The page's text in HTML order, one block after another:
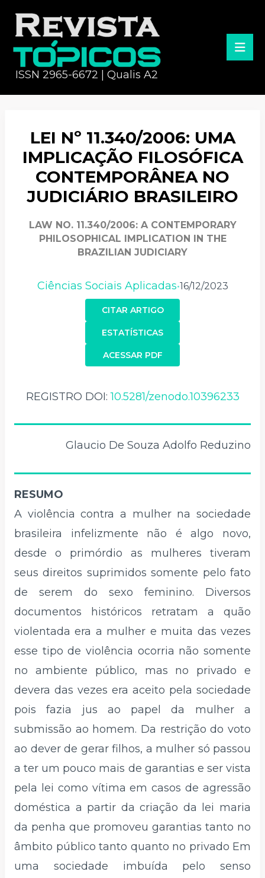
ISSN 2965-6672 | Qualis A2
LEI Nº 11.340/2006: UMA
IMPLICAÇÃO FILOSÓFICA
CONTEMPORÂNEA NO
JUDICIÁRIO BRASILEIRO
LAW NO. 11.340/2006: A CONTEMPORARY
PHILOSOPHICAL IMPLICATION IN THE
BRAZILIAN JUDICIARY
Ciências Sociais Aplicadas•16/12/2023
CITAR ARTIGO
ACESSAR PDF
ESTATÍSTICAS
REGISTRO DOI:10.5281/zenodo.10396233
Glaucio De Souza Adolfo Reduzino
RESUMO
A violência contra a mulher na sociedade
brasileira infelizmente não é algo novo,
desde o primórdio as mulheres tiveram
seus direitos suprimidos somente pelo fato
de serem do sexo feminino. Diversos
documentos históricos retratam a quão
violentada era a mulher e muita das vezes
esse tipo de violência ocorria não somente
no ambiente público, mas no privado e
devera das vezes era aceito pela sociedade
pois fazia jus ao papel da mulher a
submissão ao homem. Da restrição do voto
ao dever de gerar filhos, a mulher só passou
a ter um pouco mais de garantias e ser vista
pela lei como vítima em casos de agressão
doméstica a partir da criação da lei maria
da penha que promoveu garantias tanto no
âmbito público tanto quanto no privado Em
uma sociedade imbuída pelo senso